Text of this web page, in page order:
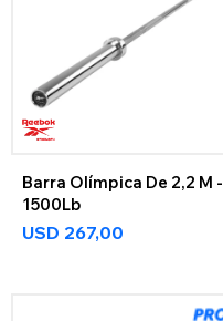
Barra Olímpica De 2,2 M -
1500Lb
USD 267,00